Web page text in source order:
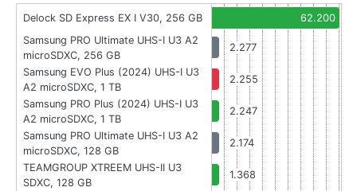
Delock SD Express EX I V30, 256 GB
62.200
Samsung PRO Ultimate UHS-I U3 A2
microSDXC, 256 GB
2.277
Samsung EVO Plus (2024) UHS-I U3
A2 microSDXC, 1 TB
2.255
Samsung PRO Plus (2024) UHS-I U3
A2 microSDXC, 1 TB
2.247
Samsung PRO Ultimate UHS-I U3 A2
microSDXC, 128 GB
2.174
TEAMGROUP XTREEM UHS-II U3
SDXC, 128 GB
1.368